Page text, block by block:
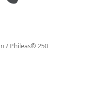
/ Phileas® 250